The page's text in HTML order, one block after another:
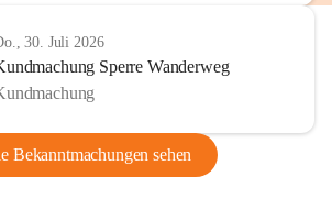
30. Juli 2026
Sperre Wanderweg
Bekanntmachungen sehen